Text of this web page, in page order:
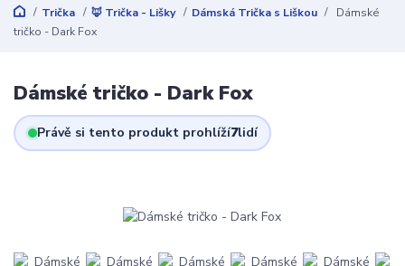
Trička 🦊 Trička - Lišky Dámská Trička s Liškou
Dámské
tričko - Dark Fox
Dámské tričko - Dark Fox
Právě si tento produkt prohlíží7lidí